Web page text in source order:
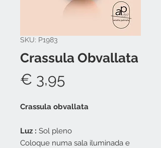
SKU: P1983
Crassula Obvallata
€ 3,95Preço
Crassula obvallata
Luz : Sol pleno
Coloque numa sala iluminada e